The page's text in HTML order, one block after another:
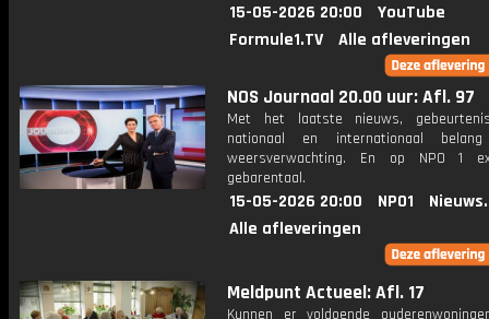
15-05-2026 20:00
YouTube
Formule1.TV
Alle afleveringen
NOS Journaal 20.00 uur: Afl. 97
Met het laatste nieuws,
nationaal en internationaal
weersverwachting. En op NPO 1
gebarentaal.
15-05-2026 20:00 NPO1
Alle afleveringen
Meldpunt Actueel: Afl. 17
Kunnen er voldoende